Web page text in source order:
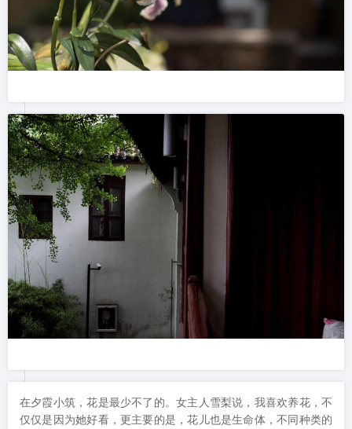
在夕霞小筑，花是最少不了的。女主人雪梨说，我喜欢养花，不
仅仅是因为她好看，更主要的是，花儿也是生命体，不同种类的